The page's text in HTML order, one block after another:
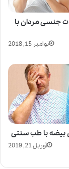
جنسی مردان با
نوامبر 15, 2018
بیضه با طب سنتی
آوریل 21, 2019